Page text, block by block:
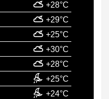
+28°C
+29°C
+25°C
+30°C
+28°C
+25°C
+24°C